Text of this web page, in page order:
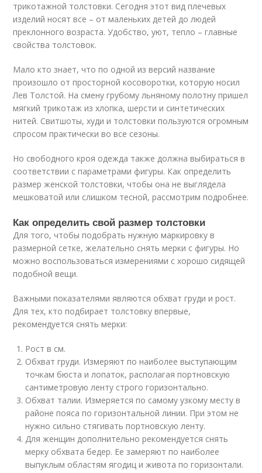
трикотажной толстовки. Сегодня этот вид плечевых
изделий носят все – от маленьких детей до людей
преклонного возраста. Удобство, уют, тепло – главные
свойства толстовок.
Мало кто знает, что по одной из версий название
произошло от просторной косоворотки, которую носил
Лев Толстой. На смену грубому льняному полотну пришел
мягкий трикотаж из хлопка, шерсти и синтетических
нитей. Свитшоты, худи и толстовки пользуются огромным
спросом практически во все сезоны.
Но свободного кроя одежда также должна выбираться в
соответствии с параметрами фигуры. Как определить
размер женской толстовки, чтобы она не выглядела
мешковатой или слишком тесной, рассмотрим подробнее.
Как определить свой размер толстовки
Для того, чтобы подобрать нужную маркировку в
размерной сетке, желательно снять мерки с фигуры. Но
можно воспользоваться измерениями с хорошо сидящей
подобной вещи.
Важными показателями являются обхват груди и рост.
Для тех, кто подбирает толстовку впервые,
рекомендуется снять мерки:
Рост в см.
Обхват груди. Измеряют по наиболее выступающим
точкам бюста и лопаток, располагая портновскую
сантиметровую ленту строго горизонтально.
Обхват талии. Измеряется по самому узкому месту в
районе пояса по горизонтальной линии. При этом не
нужно сильно стягивать портновскую ленту.
Для женщин дополнительно рекомендуется снять
мерку обхвата бедер. Ее замеряют по наиболее
выпуклым областям ягодиц и живота по горизонтали.